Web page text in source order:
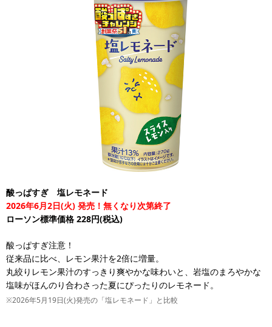
酸っぱすぎ 塩レモネード
2026年6月2日(火) 発売！無くなり次第終了
ローソン標準価格 228円(税込)
酸っぱすぎ注意！
従来品に比べ、レモン果汁を2倍に増量。
丸絞りレモン果汁のすっきり爽やかな味わいと、岩塩のまろやかな
塩味がほんのり合わさった夏にぴったりのレモネード。
※2026年5月19日(火)発売の「塩レモネード」と比較